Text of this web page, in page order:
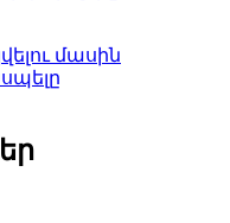
մասին